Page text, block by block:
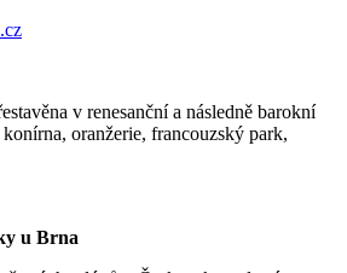
v renesanční a následně barokní
oranžerie, francouzský park,
u Brna